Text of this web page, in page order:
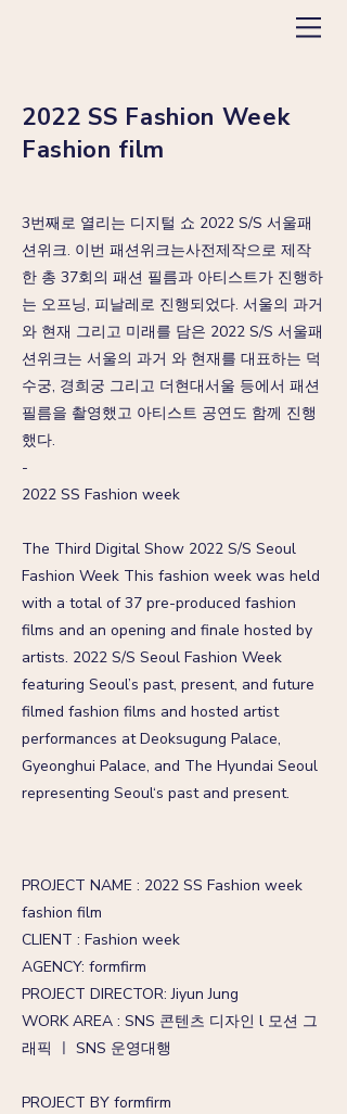
2022 SS Fashion Week
Fashion film
3번째로 열리는 디지털 쇼 2022 S/S 서울패
션위크. 이번 패션위크는사전제작으로 제작
한 총 37회의 패션 필름과 아티스트가 진행하
는 오프닝, 피날레로 진행되었다. 서울의 과거
와 현재 그리고 미래를 담은 2022 S/S 서울패
션위크는 서울의 과거 와 현재를 대표하는 덕
수궁, 경희궁 그리고 더현대서울 등에서 패션
필름을 촬영했고 아티스트 공연도 함께 진행
했다.
-
2022 SS Fashion week
The Third Digital Show 2022 S/S Seoul
Fashion Week This fashion week was held
with a total of 37 pre-produced fashion
films and an opening and finale hosted by
artists. 2022 S/S Seoul Fashion Week
featuring Seoul’s past, present, and future
filmed fashion films and hosted artist
performances at Deoksugung Palace,
Gyeonghui Palace, and The Hyundai Seoul
representing Seoul‘s past and present.
PROJECT NAME : 2022 SS Fashion week
fashion film
CLIENT : Fashion week
AGENCY: formfirm
PROJECT DIRECTOR: Jiyun Jung
WORK AREA : SNS 콘텐츠 디자인 l 모션 그
래픽 ㅣ SNS 운영대행
PROJECT BY formfirm